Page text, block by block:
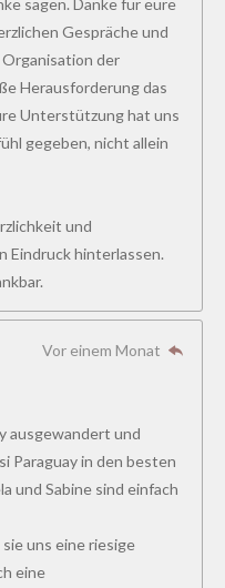
Gespräche und
der
Herausforderung das
Unterstützung hat uns
gegeben, nicht allein
und
Eindruck hinterlassen.
Vor einem Monat
ausgewandert und
Paraguay in den besten
und Sabine sind einfach
uns eine riesige
eine